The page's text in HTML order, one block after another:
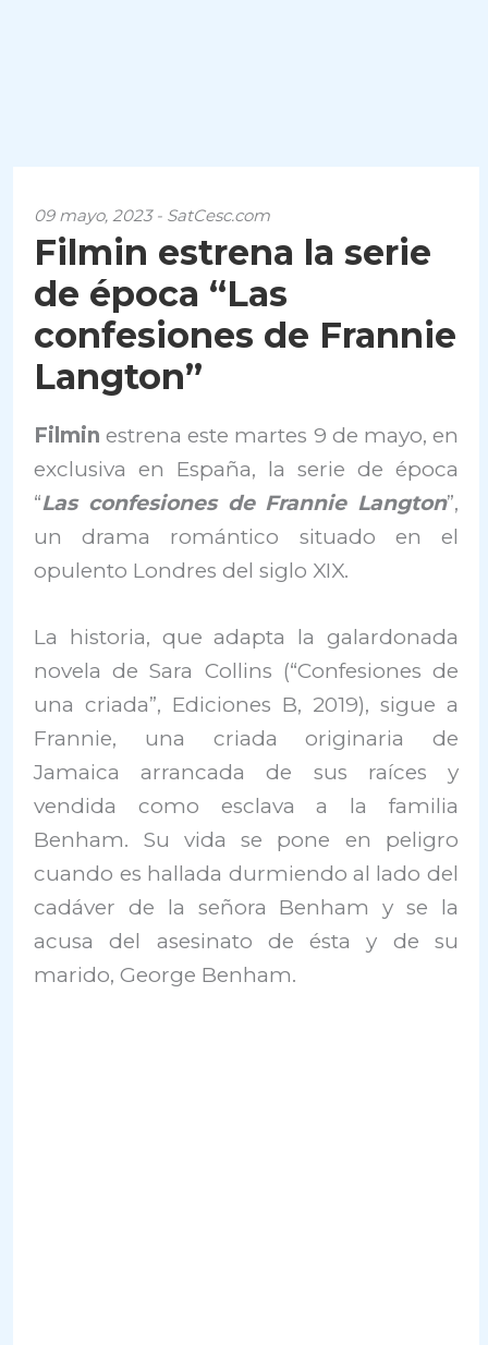
09 mayo, 2023 - SatCesc.com
Filmin estrena la serie
de época “Las
confesiones de Frannie
Langton”
Filmin estrena este martes 9 de mayo, en
exclusiva en España, la serie de época
“Las confesiones de Frannie Langton”,
un drama romántico situado en el
opulento Londres del siglo XIX.
La historia, que adapta la galardonada
novela de Sara Collins (“Confesiones de
una criada”, Ediciones B, 2019), sigue a
Frannie, una criada originaria de
Jamaica arrancada de sus raíces y
vendida como esclava a la familia
Benham. Su vida se pone en peligro
cuando es hallada durmiendo al lado del
cadáver de la señora Benham y se la
acusa del asesinato de ésta y de su
marido, George Benham.